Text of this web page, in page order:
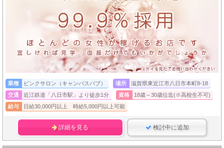
業種 ピンクサロン（キャンパスパブ） 場所
滋賀県東近江市八日市本町8-18
交通
近江鉄道「八日市駅」より徒歩1分 資格
18歳～30歳位迄(※高校生不可)
給与
日給30,000円以上 時給5,000円以上可能
詳細を見る 検討中に追加